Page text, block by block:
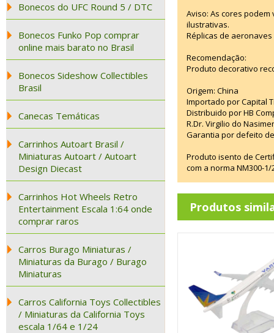
Bonecos do UFC Round 5 / DTC
Bonecos Funko Pop comprar
online mais barato no Brasil
Bonecos Sideshow Collectibles
Brasil
Canecas Temáticas
Carrinhos Autoart Brasil /
Miniaturas Autoart / Autoart
Design Diecast
Carrinhos Hot Wheels Retro
Entertainment Escala 1:64 onde
comprar raros
Carros Burago Miniaturas /
Miniaturas da Burago / Burago
Miniaturas
Carros California Toys Collectibles
/ Miniaturas da California Toys
escala 1/64 e 1/24
Aviso: As cores
ilustrativas.
Réplicas de
Recomendação:
Produto decorativo
Origem: China
Importado por Capital
Distribuido por HB
R.Dr. Virgilio do
Garantia por defeito
Produto isento de
com a norma NM300-
Produtos